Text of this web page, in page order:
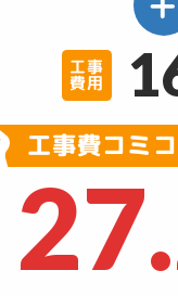
工事
費用
工事費コミ